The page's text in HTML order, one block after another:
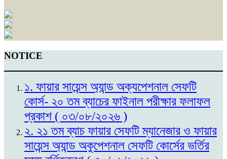
NOTICE
১. ফায়ার সায়েন্স অ্যান্ড অক্যপেশনাল সেফটি
কোর্স- ২০ তম ব্যাচের ফাইনাল পরীক্ষার ফলাফল
প্রকাশ ( ০৩/০৮/২০২৬ )
২. ২১ তম ব্যাচ ফায়ার সেফটি ম্যানেজার ও ফায়ার
সায়েন্স অ্যান্ড অকুপেশনাল সেফটি কোর্সের ভর্তির